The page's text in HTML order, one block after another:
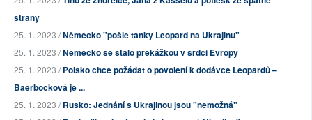
strany
25. 1. 2023 /Německo "pošle tanky Leopard na Ukrajinu"
25. 1. 2023 /Německo se stalo překážkou v srdci Evropy
25. 1. 2023 /Polsko chce požádat o povolení k dodávce Leopardů –
Baerbocková je ...
25. 1. 2023 /Rusko: Jednání s Ukrajinou jsou "nemožná"